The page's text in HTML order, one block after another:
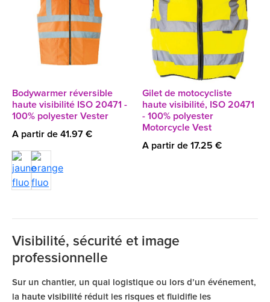
Bodywarmer réversible
haute visibilité ISO 20471 -
100% polyester Vester
A partir de 41.97 €
Gilet de motocycliste
haute visibilité, ISO 20471
- 100% polyester
Motorcycle Vest
A partir de 17.25 €
Visibilité, sécurité et image
professionnelle
Sur un chantier, un quai logistique ou lors d’un événement,
la haute visibilité réduit les risques et fluidifie les